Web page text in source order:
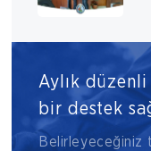
Aylık düzenli
bir destek
Belirleyeceğiniz